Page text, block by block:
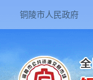
铜陵市人民政府